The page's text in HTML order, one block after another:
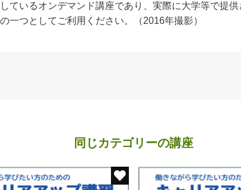
ているオンデマンド講座であり、実際に大学等で提
一つとしてご利用ください。（2016年撮影）
同じカテゴリーの講座